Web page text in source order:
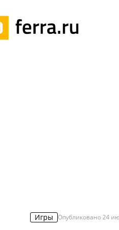
Игры Опубликовано24